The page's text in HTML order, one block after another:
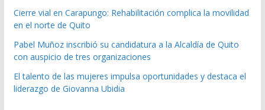
Cierre vial en Carapungo: Rehabilitación complica la movilidad
en el norte de Quito
Pabel Muñoz inscribió su candidatura a la Alcaldía de Quito
con auspicio de tres organizaciones
El talento de las mujeres impulsa oportunidades y destaca el
liderazgo de Giovanna Ubidia